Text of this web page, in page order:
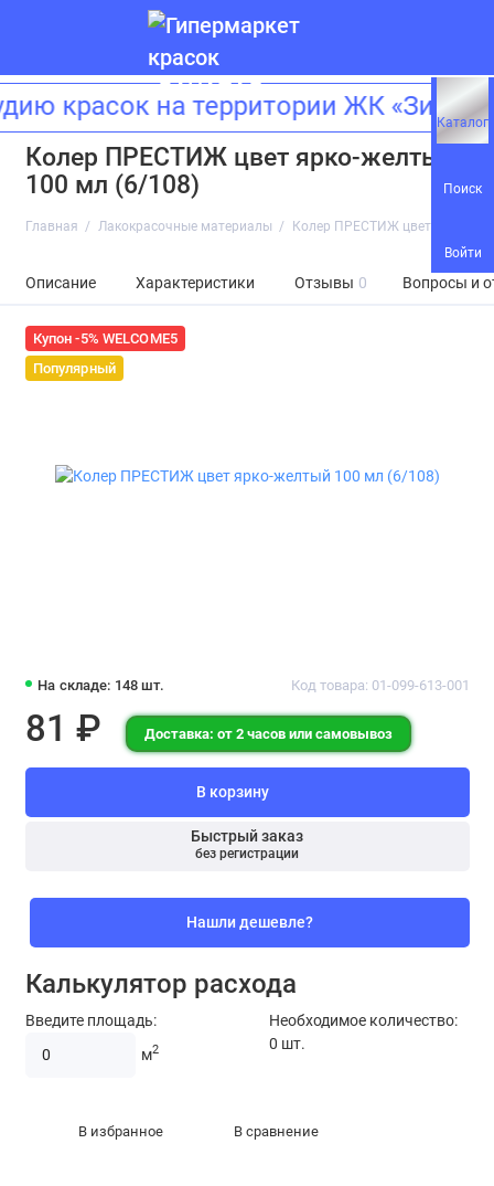
Каталог
Поиск
Войти
красок на территории ЖК
Колер ПРЕСТИЖ цвет ярко-желтый
100 мл (6/108)
Главная Лакокрасочные материалы Колер ПРЕСТИЖ цвет ярко-
Описание Характеристики Отзывы 0 Вопросы и
Купон -5% WELCOME5
Популярный
На складе: 148 шт. Код товара: 01-099-613-001
81 ₽ Доставка: от 2 часов или самовывоз
В корзину
Быстрый заказ
без регистрации
Нашли дешевле?
Калькулятор расхода
Введите площадь:
м2
Необходимое количество:
0 шт.
В избранное В сравнение